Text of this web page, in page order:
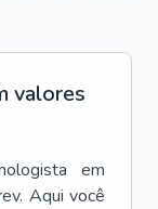
valores
em
Aqui você